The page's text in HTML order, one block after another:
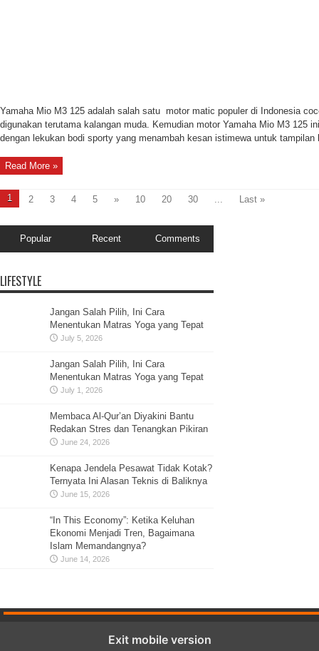
Yamaha Mio M3 125 adalah salah satu motor matic populer di Indonesia
digunakan terutama kalangan muda. Kemudian motor Yamaha Mio M3 125
dengan lekukan bodi sporty yang menambah kesan istimewa untuk tampilan
Read More »
1 2 3 4 5 » 10 20 30 ... Last »
Popular Recent Comments
LIFESTYLE
Jangan Salah Pilih, Ini Cara
Menentukan Matras Yoga yang Tepat
July 5, 2026
Jangan Salah Pilih, Ini Cara
Menentukan Matras Yoga yang Tepat
July 1, 2026
Membaca Al-Qur’an Diyakini Bantu
Redakan Stres dan Tenangkan Pikiran
June 24, 2026
Kenapa Jendela Pesawat Tidak Kotak?
Ternyata Ini Alasan Teknis di Baliknya
June 15, 2026
“In This Economy”: Ketika Keluhan
Ekonomi Menjadi Tren, Bagaimana
Islam Memandangnya?
June 14, 2026
Exit mobile version